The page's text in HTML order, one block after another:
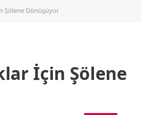
Şölene Dönüşüyor
İçin Şölene